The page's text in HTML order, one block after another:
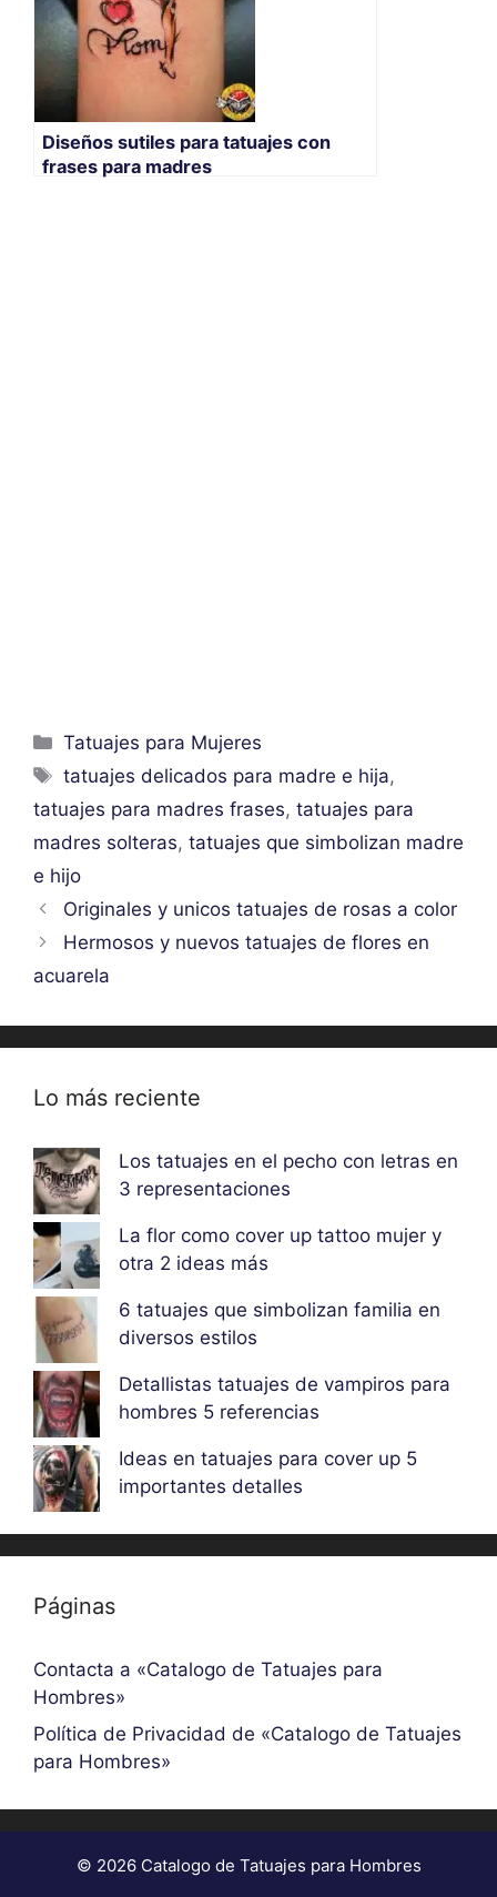
Diseños sutiles para tatuajes con
frases para madres
Categorías
Tatuajes para Mujeres
Etiquetas
tatuajes delicados para madre e hija,
tatuajes para madres frases, tatuajes para
madres solteras, tatuajes que simbolizan madre
e hijo
Originales y unicos tatuajes de rosas a color
Hermosos y nuevos tatuajes de flores en
acuarela
Lo más reciente
Los tatuajes en el pecho con letras en
3 representaciones
La flor como cover up tattoo mujer y
otra 2 ideas más
6 tatuajes que simbolizan familia en
diversos estilos
Detallistas tatuajes de vampiros para
hombres 5 referencias
Ideas en tatuajes para cover up 5
importantes detalles
Páginas
Contacta a «Catalogo de Tatuajes para
Hombres»
Política de Privacidad de «Catalogo de Tatuajes
para Hombres»
© 2026 Catalogo de Tatuajes para Hombres